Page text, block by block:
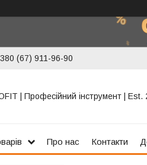
(67) 911-96-90
| Професійний інструмент | Est.
Про нас Контакти